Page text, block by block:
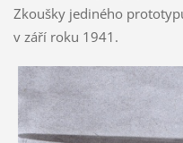
Zkoušky jediného
v září roku 1941.